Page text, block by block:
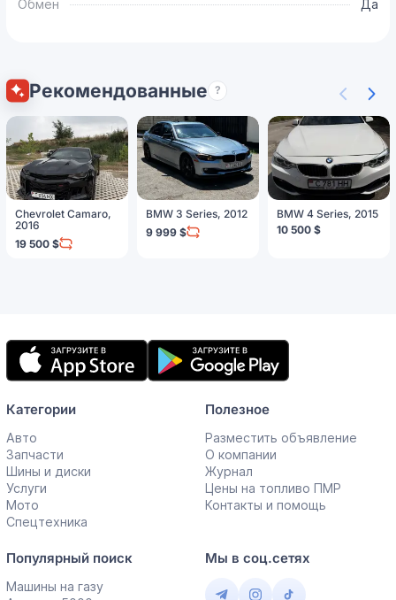
Обмен
Да
Рекомендованные ?
Chevrolet Camaro,
2016
19 500 $
BMW 3 Series, 2012
9 999 $
BMW 4 Series, 2015
10 500 $
Мобильное
приложение
Категории
Авто
Запчасти
Шины и диски
Услуги
Мото
Спецтехника
Полезное
Разместить объявление
О компании
Журнал
Цены на топливо ПМР
Контакты и помощь
Популярный поиск
Машины на газу
Мы в соц.сетях